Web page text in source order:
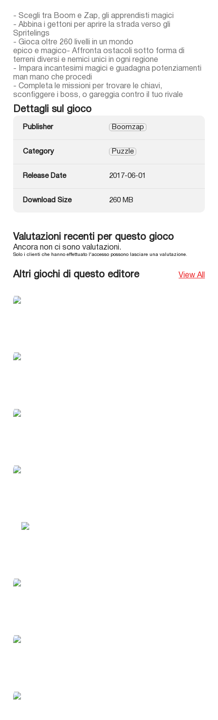
- Scegli tra Boom e Zap, gli apprendisti magici
- Abbina i gettoni per aprire la strada verso gli
Spritelings
- Gioca oltre 260 livelli in un mondo
epico e magico- Affronta ostacoli sotto forma di
terreni diversi e nemici unici in ogni regione
- Impara incantesimi magici e guadagna potenziamenti
man mano che procedi
- Completa le missioni per trovare le chiavi,
sconfiggere i boss, o gareggia contro il tuo rivale
Dettagli sul gioco
Publisher Boomzap
Category Puzzle
Release Date 2017-06-01
Download Size 260 MB
Valutazioni recenti per questo gioco
Ancora non ci sono valutazioni.
Solo i clienti che hanno effettuato l'accesso possono lasciare una valutazione.
Altri giochi di questo editore View All